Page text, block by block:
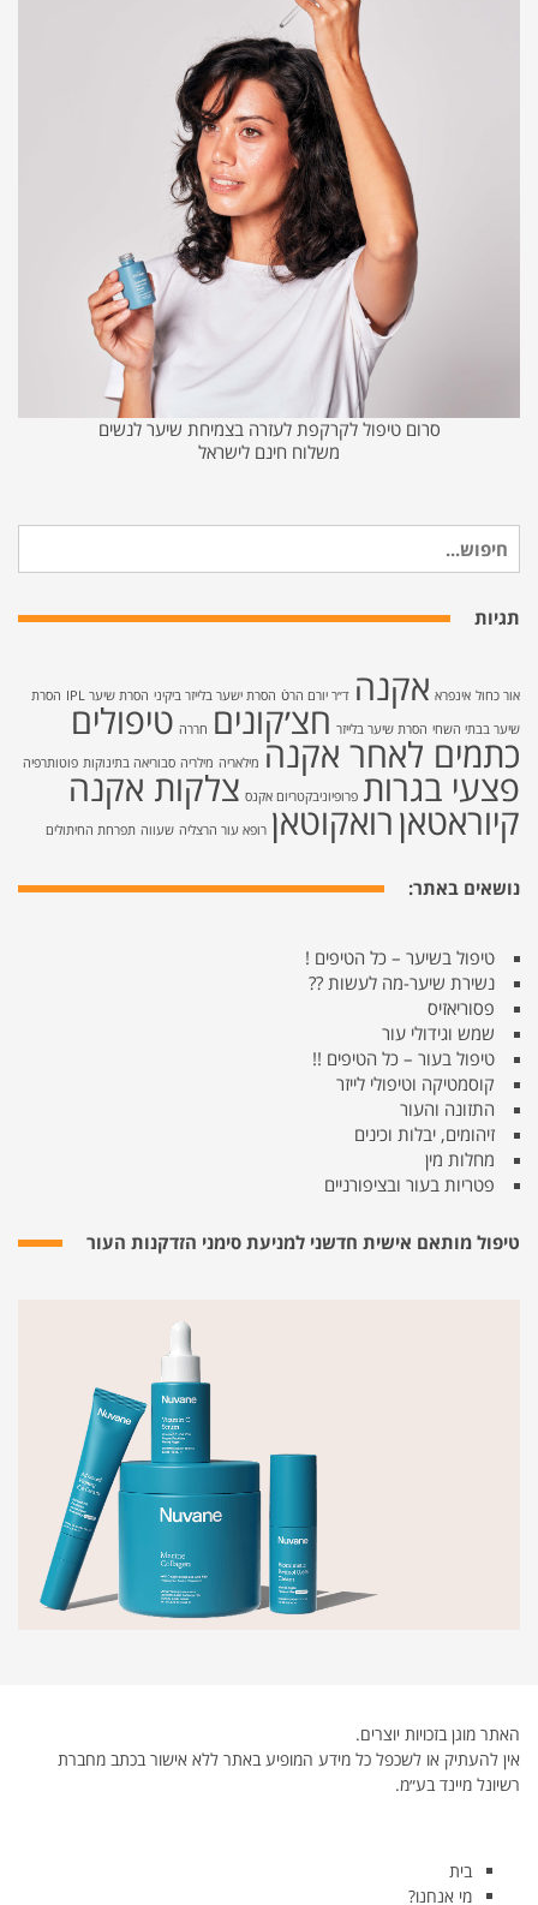
סרום טיפול לקרקפת לעזרה בצמיחת שיער לנשים
משלוח חינם לישראל
עבור:
תגיות
אור כחול אינפרא אקנה ד״ר יורם הרטֿ הסרת ישער בלייזר ביקיני הסרת שיער IPL
הסרת
שיער בבתי השחי הסרת שיער בלייזר חצ׳קונים חררה טיפולים
כתמים לאחר אקנה מילאריה מילריה סבוריאה בתינוקות פוטותרפיה
פצעי בגרות פרופיוניבקטריום אקנס צלקות אקנה
קיוראטאןרואקוטאן רופא עור הרצליה שעווה תפרחת החיתולים
נושאים באתר:
טיפול בשיער – כל הטיפים !
נשירת שיער-מה לעשות ??
פסוריאזיס
שמש וגידולי עור
טיפול בעור – כל הטיפים !!
קוסמטיקה וטיפולי לייזר
התזונה והעור
זיהומים, יבלות וכינים
מחלות מין
פטריות בעור ובציפורניים
טיפול מותאם אישית חדשני למניעת סימני הזדקנות העור
האתר מוגן בזכויות יוצרים.
אין להעתיק או לשכפל כל מידע המופיע באתר ללא אישור בכתב מחברת
רשיונל מיינד בע״מ.
בית
מי אנחנו?